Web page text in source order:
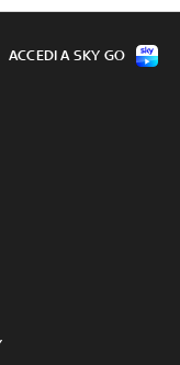
ACCEDI A SKY GO